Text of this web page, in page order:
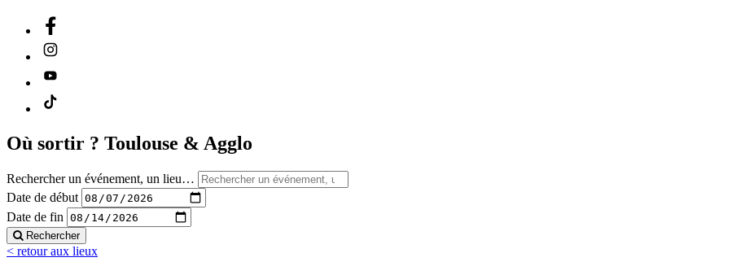
Où sortir ? Toulouse & Agglo
Rechercher un événement, un lieu…
Date de début
Date de fin
Rechercher
< retour aux lieux